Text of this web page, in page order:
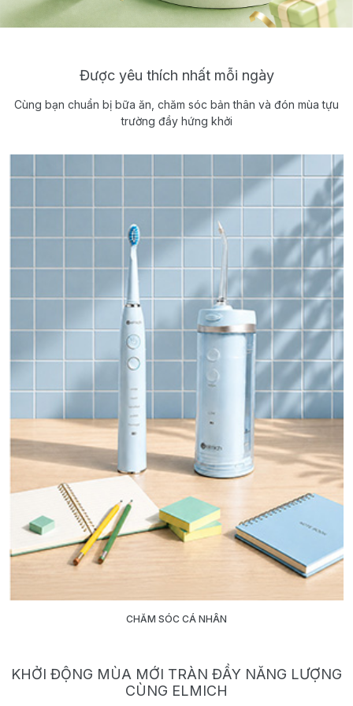
Được yêu thích nhất mỗi ngày
Cùng bạn chuẩn bị bữa ăn, chăm sóc bản thân và đón mùa tựu
trường đầy hứng khởi
CHĂM SÓC CÁ NHÂN
KHỞI ĐỘNG MÙA MỚI TRÀN ĐẦY NĂNG LƯỢNG
CÙNG ELMICH